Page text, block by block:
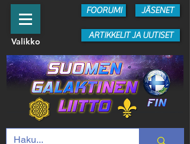
JÄSENET
FOORUMI
Valikko
ARTIKKELIT JA UUTISET